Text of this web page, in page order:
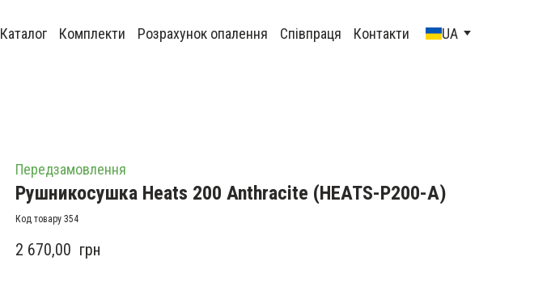
Каталог Комплекти Розрахунок опалення Співпраця Контакти UA
Передзамовлення
Рушникосушка Heats 200 Anthracite (HEATS-P200-A)
Код товару 354
2 670,00  грн